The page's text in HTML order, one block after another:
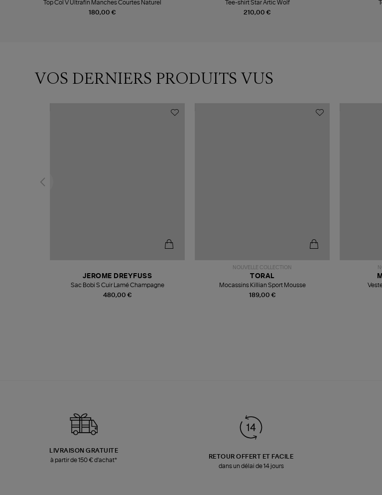
180,00 €
Top Col V Ultrafin Manches Courtes Naturel
210,00 €
Tee-shirt Star Artic Wolf
VOS DERNIERS PRODUITS VUS
480,00 €
JEROME DREYFUSS
Sac Bobi S Cuir Lamé Champagne
NOUVELLE COLLECTION
189,00 €
TORAL
Mocassins Killian Sport Mousse
LIVRAISON GRATUITE
à partir de 150 € d'achat*
RETOUR OFFERT ET FACILE
dans un délai de 14 jours